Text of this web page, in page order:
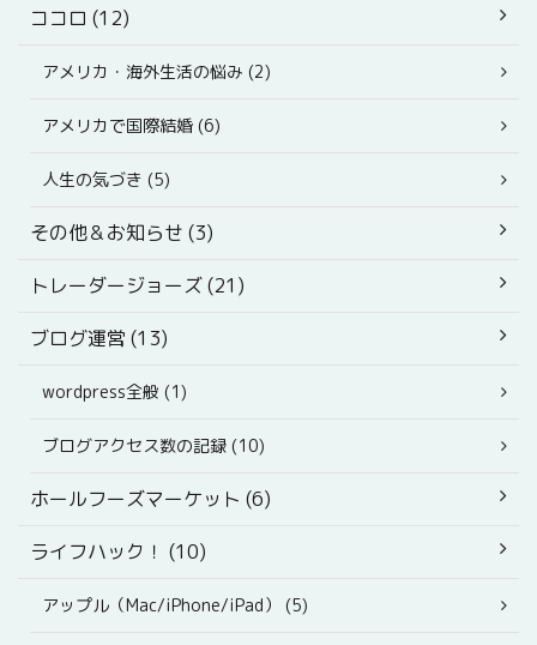
ココロ (12)
アメリカ・海外生活の悩み (2)
アメリカで国際結婚 (6)
人生の気づき (5)
その他＆お知らせ (3)
トレーダージョーズ (21)
ブログ運営 (13)
wordpress全般 (1)
ブログアクセス数の記録 (10)
ホールフーズマーケット (6)
ライフハック！ (10)
アップル（Mac/iPhone/iPad） (5)